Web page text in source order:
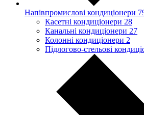
Напівпромислові кондиціонери
Касетні кондиціонери 28
Канальні кондиціонери 27
Колонні кондиціонери 2
Підлогово-стельові